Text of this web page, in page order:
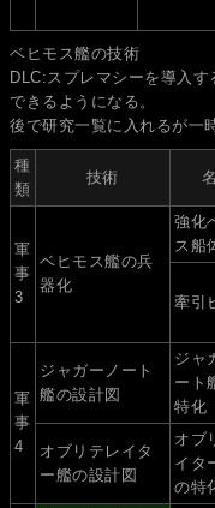
ベヒモス艦の技術
DLC:スプレマシーを導入
できるようになる。
後で研究一覧に入れるが一
種
類
技術
軍
事
3
ベヒモス艦の兵
器化
強化
ス船
牽引
軍
事
4
ジャガーノート
艦の設計図
ジャ
ート
特化
オブリテレイタ
ー艦の設計図
オブ
イタ
の特